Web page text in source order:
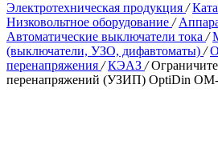
Электротехническая продукция /
Низковольтное оборудование /
Автоматические выключатели тока /
(выключатели, УЗО, дифавтоматы) /
перенапряжения / КЭАЗ /
перенапряжений (УЗИП) OptiDin